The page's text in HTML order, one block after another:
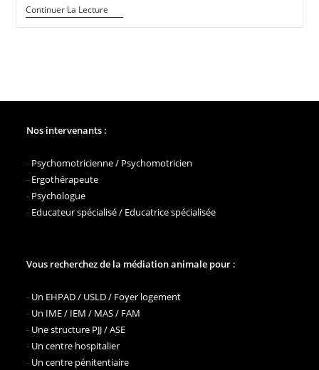
Continuer La LectureLes
Chiens
Héros
Nos intervenants :
- Psychomotricienne / Psychomotricien
- Ergothérapeute
- Psychologue
- Educateur spécialisé / Educatrice spécialisée
Vous recherchez de la médiation animale pour :
- Un EHPAD / USLD / Foyer logement
- Un IME / IEM / MAS / FAM
- Une structure PJJ / ASE
- Un centre hospitalier
- Un centre pénitentiaire